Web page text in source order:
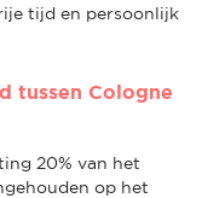
tijd en persoonlijk
tussen Cologne
20% van het
op het